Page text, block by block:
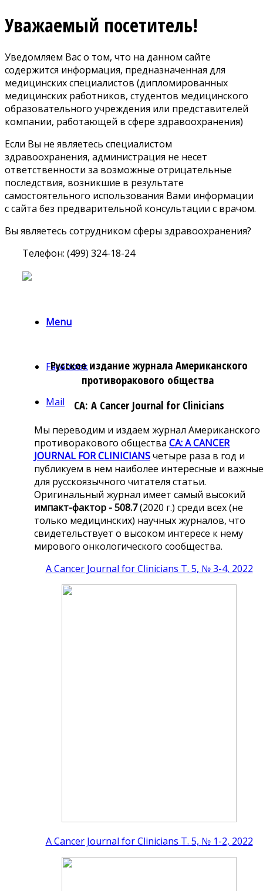
Уважаемый посетитель!
Уведомляем Вас о том, что на данном сайте
содержится информация, предназначенная для
медицинских специалистов (дипломированных
медицинских работников, студентов медицинского
образовательного учреждения или представителей
компании, работающей в сфере здравоохранения)
Если Вы не являетесь специалистом
здравоохранения, администрация не несет
ответственности за возможные отрицательные
последствия, возникшие в результате
самостоятельного использования Вами информации
с сайта без предварительной консультации с врачом.
Вы являетесь сотрудником сферы здравоохранения?
Телефон: (499) 324-18-24
Menu
Facebook
Mail
Русское издание журнала Американского
противоракового общества
CA: A Cancer Journal for Clinicians
Мы переводим и издаем журнал Американского
противоракового общества CA: A CANCER
JOURNAL FOR CLINICIANSчетыре раза в год и
публикуем в нем наиболее интересные и важные
для русскоязычного читателя статьи.
Оригинальный журнал имеет самый высокий
импакт-фактор -508.7(2020 г.) среди всех (не
только медицинских) научных журналов, что
свидетельствует о высоком интересе к нему
мирового онкологического сообщества.
A Cancer Journal for Clinicians Т. 5, № 3-4, 2022
A Cancer Journal for Clinicians Т. 5, № 1-2, 2022